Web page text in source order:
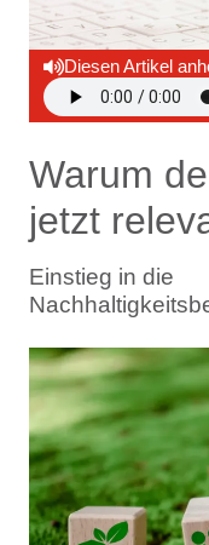
Diesen Artikel
Warum
jetzt
Einstieg in die